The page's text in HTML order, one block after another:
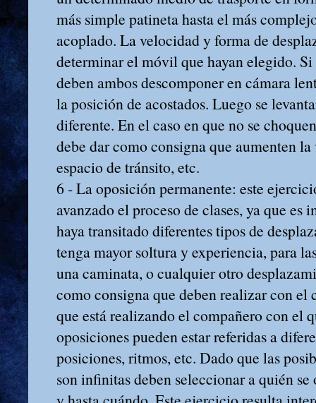
más simple patineta hasta el más
acoplado. La velocidad y forma de
determinar el móvil que hayan elegido. Si
deben ambos descomponer en cámara
la posición de acostados. Luego se
diferente. En el caso en que no se
debe dar como consigna que aumenten
espacio de tránsito, etc.
6 ‑ La oposición permanente: este
avanzado el proceso de clases, ya que es
haya transitado diferentes tipos de
tenga mayor soltura y experiencia, para
una caminata, o cualquier otro
como consigna que deben realizar con el
que está realizando el compañero con el
oposiciones pueden estar referidas a
posiciones, ritmos, etc. Dado que las
son infinitas deben seleccionar a quién